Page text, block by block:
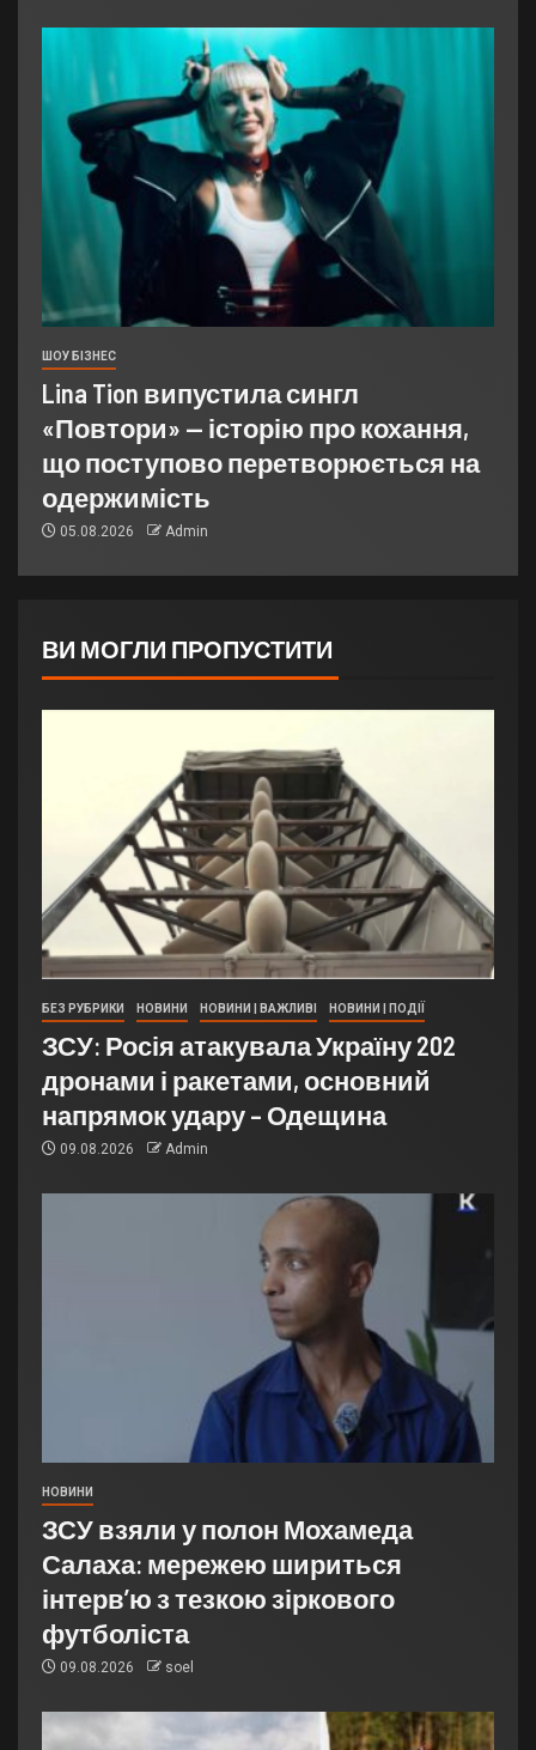
ШОУ БІЗНЕС
Lina Tion випустила сингл
«Повтори» — історію про кохання,
що поступово перетворюється на
одержимість
05.08.2026 Admin
ВИ МОГЛИ ПРОПУСТИТИ
БЕЗ РУБРИКИ НОВИНИ НОВИНИ | ВАЖЛИВІ НОВИНИ | ПОДІЇ
ЗСУ: Росія атакувала Україну 202
дронами і ракетами, основний
напрямок удару – Одещина
09.08.2026 Admin
НОВИНИ
ЗСУ взяли у полон Мохамеда
Салаха: мережею шириться
інтерв’ю з тезкою зіркового
футболіста
09.08.2026 soel